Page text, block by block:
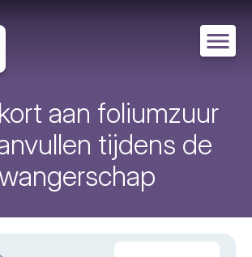
aan foliumzuur
tijdens de